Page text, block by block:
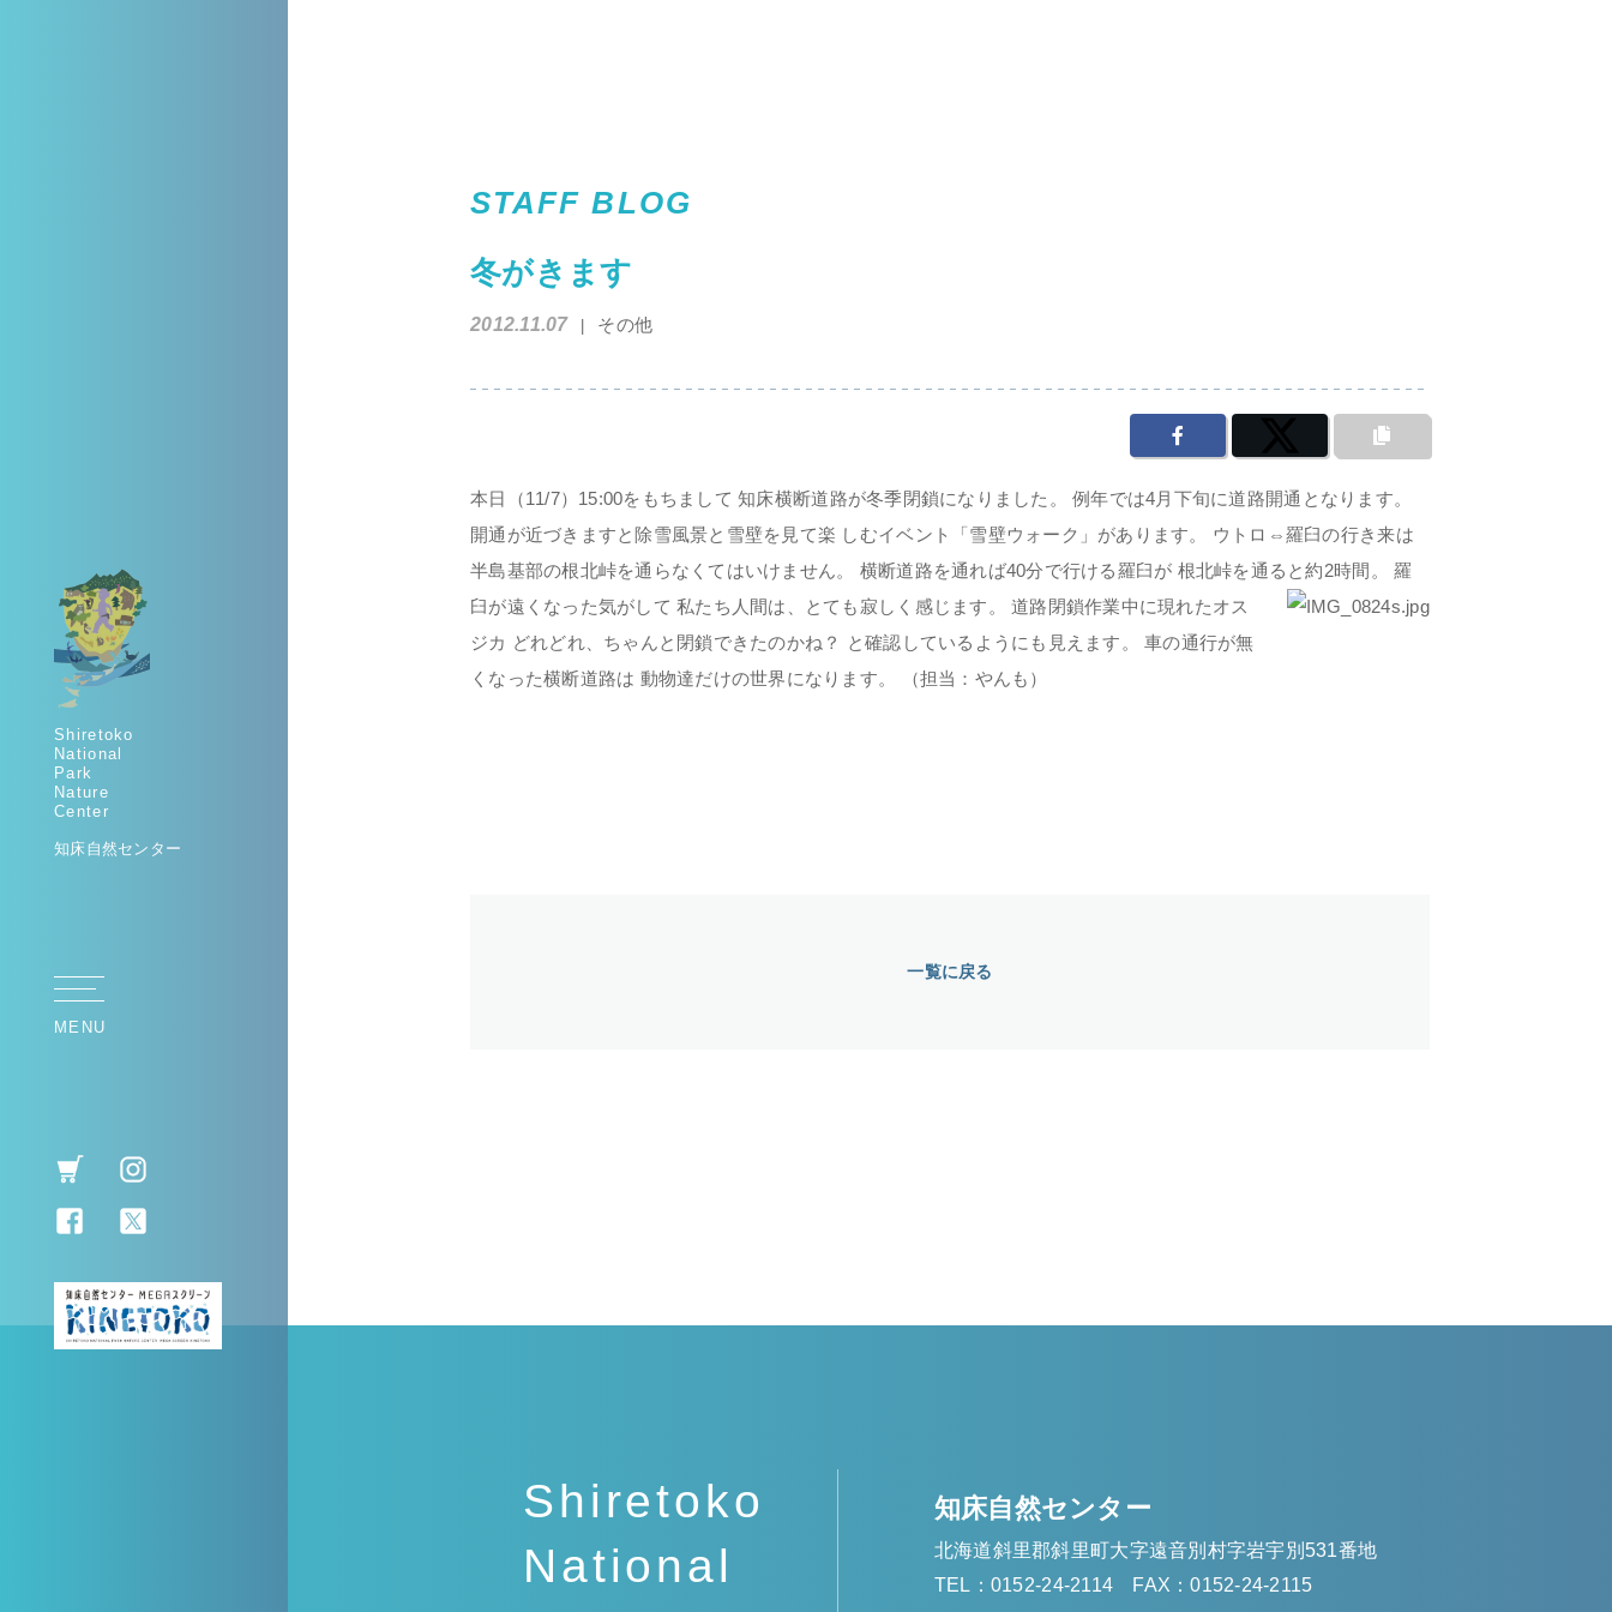
Shiretoko
National
Park
Nature
Center
知床自然センター
STAFF BLOG
冬がきます
2012.11.07 その他
本日（11/7）15:00をもちまして 知床横断道路が冬季閉鎖になりました。 例年では4月下旬に道路開通となります。
開通が近づきますと除雪風景と雪壁を見て楽 しむイベント「雪壁ウォーク」があります。 ウトロ⇔羅臼の行き来は
半島基部の根北峠を通らなくてはいけません。 横断道路を通れば40分で行ける羅臼が 根北峠を通ると約2時間。 羅
臼が遠くなった気がして 私たち人間は、とても寂しく感じます。道路閉鎖作業中に現れたオス
ジカ どれどれ、ちゃんと閉鎖できたのかね？ と確認しているようにも見えます。 車の通行が無
くなった横断道路は 動物達だけの世界になります。 （担当：やんも）
一覧に戻る
Shiretoko
National
知床自然センター
北海道斜里郡斜里町大字遠音別村字岩宇別531番地
TEL：0152-24-2114 FAX：0152-24-2115